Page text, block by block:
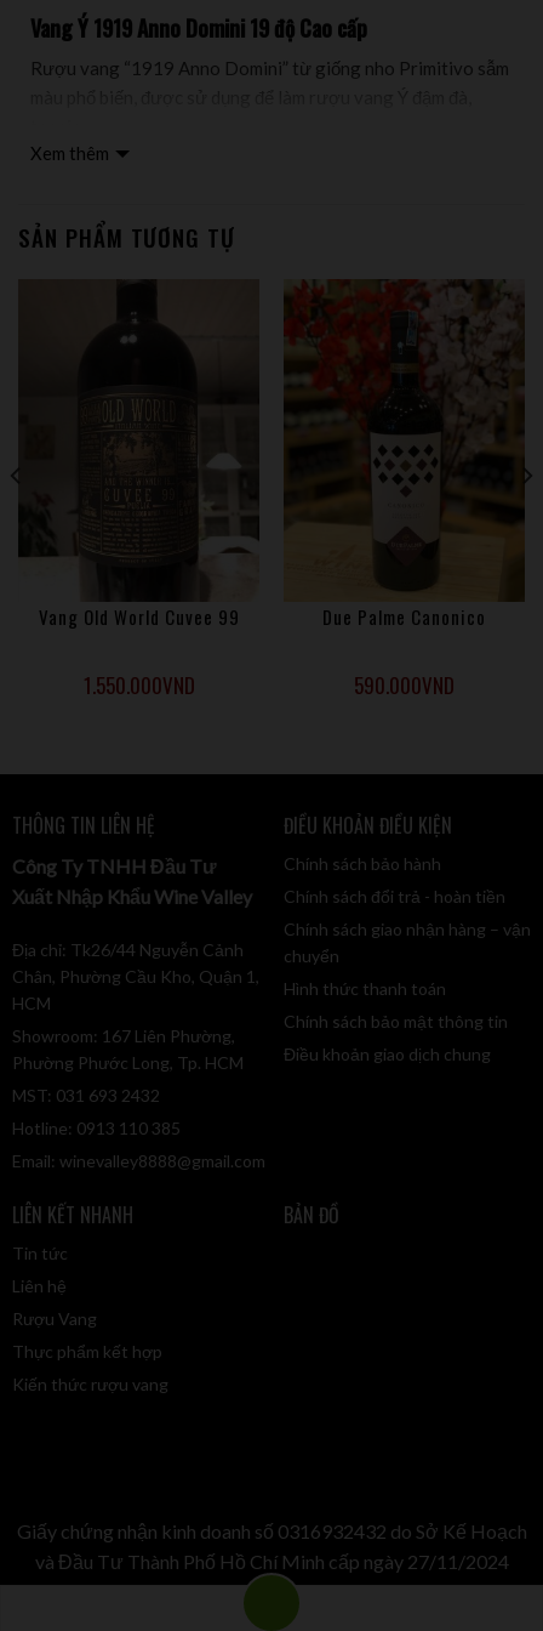
Vang Ý1919 Anno Domini19 độ Cao cấp
Rượu vang “1919 Anno Domini” từ giống nho Primitivo sẫm
Primitivo, nơi có ánh nắng dịu nhẹ và trong khu vực cho năng
công, sau đó nó được chọn lọc ký lưỡng trước khi cho đi
nghền nát & lên men rượu.
Vào cuối vụ thu hoạch, trái cây được ủ chua truyền thống cho
rượu vang đỏ. Ở đây diễn ra trong các thùng thép với sự
kiểm soát nhiệt độ nghiêm ngặt.
Quá trình ngâm ủ rượu diễn ra trong thùng gỗ sồi (từ 16 –
18 tháng) và trong chai (khoảng 6 tháng)
Thưởng thức rượu vang 1919 Anno Domini sẽ thế nào?
Rượu có màu đỏ ruby ​​đậm với phản chiếu tím đậm
Mùi thơm & Mùi vị của chai vang đỏ 19 độ 1919
Rất phức tạp với các nốt hương của mận chín, gia vị ansami
anh đào. Điểm nhấn hương vị mềm mại, tròn trịa của cây bách
xù và hạt tiêu đen. dư vị
có hương thơm thanh lịch, hài hòa với gợi ý chủ đạo của các
loại trái cây chín đỏ.
Thưởng thức & Phục vụ rượu 1919 thế nào?
Rượu kết hợp hoàn hảo với thịt đỏ, thịt nướng, BBQ và pho
mát.
Xem thêm
SẢN PHẨM TƯƠNG TỰ
Vang Old World Cuvee 99
1.550.000VND
Due Palme Canonico
590.000VND
THÔNG TIN LIÊN HỆ
Công Ty TNHH Đầu Tư
Xuất Nhập Khẩu Wine Valley
Địa chỉ: Tk26/44 Nguyễn Cảnh
Chân, Phường Cầu Kho, Quận 1,
HCM
Showroom: 167 Liên Phường,
Phường Phước Long, Tp. HCM
MST: 031 693 2432
Hotline: 0913 110 385
Email: winevalley8888@gmail.com
ĐIỀU KHOẢN ĐIỀU KIỆN
Chính sách bảo hành
Chính sách đổi trả - hoàn tiền
Chính sách giao nhận hàng – vận
chuyển
Hình thức thanh toán
Chính sách bảo mật thông tin
Điều khoản giao dịch chung
LIÊN KẾT NHANH
Tin tức
Liên hệ
Rượu Vang
Thực phẩm kết hợp
Kiến thức rượu vang
BẢN ĐỒ
Giấy chứng nhận kinh doanh số 0316932432 do Sở Kế Hoạch
và Đầu Tư Thành Phố Hồ Chí Minh cấp ngày 27/11/2024